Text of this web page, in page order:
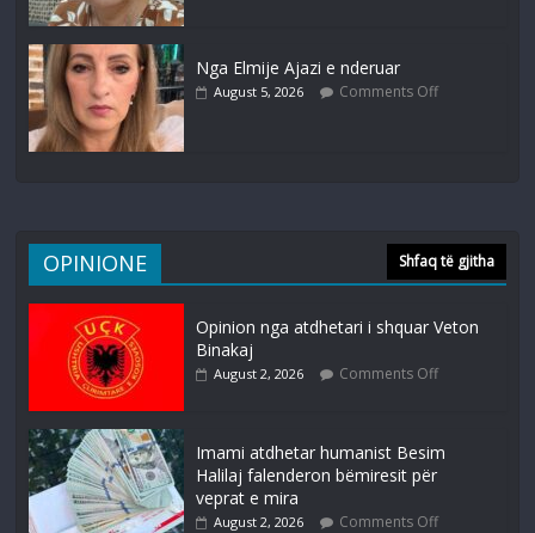
Nga Elmije Ajazi e nderuar
August 5, 2026 Comments Off
OPINIONE Shfaq të gjitha
Opinion nga atdhetari i shquar Veton
Binakaj
August 2, 2026 Comments Off
Imami atdhetar humanist Besim
Halilaj falenderon bëmiresit për
veprat e mira
August 2, 2026 Comments Off